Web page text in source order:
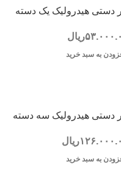
دستی هیدرولیک یک دسته
ریال
به سبد خرید
دستی هیدرولیک سه دسته
ریال
به سبد خرید